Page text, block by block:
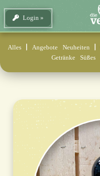
Login
Alles Angebote Neuheiten
Getränke
Süßes